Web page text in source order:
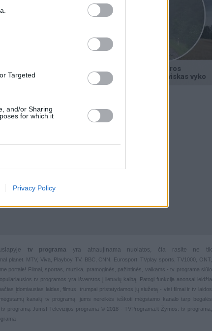
Targeted
and/or Sharing
for which it
Privacy Policy
tv programa
yra atnaujinama nuolatos, čia rasite ne tik
planet. MTV, Viva, Playboy TV, BBC, CNN, Eurosport, TVplay sports , TV1000, ONT,
portale! Filmai, sportas muzika pramoginės pažintinės vaikams - tv programa siūlo
tv programos yra išverstos į lietuvių kalbą. Patogi funkcija anonsai leidžia
įdomiausias laidas, filmus, trumpai pristatydamos jų siužetą - visi filmai ir tv laidos
kanalų
tv programą, jums nereikės ieškoti mėgstamo kanalo tarp begalės
programą Jums! Televizijos programa © 2018 - TVPrograma.lt Žymos: tv programa,